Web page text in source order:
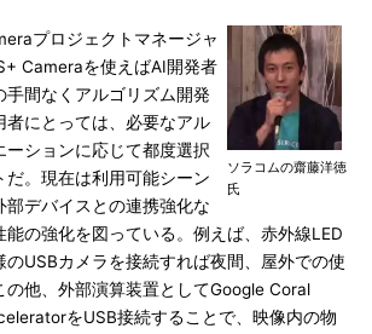
ソラコムの齋藤洋徳
氏
プロジェクトマネージャ
Cameraを使えばAI開発者
手間なくアルゴリズム開発
者にとっては、必要なアル
ーションに応じて都度選択
だ。現在は利用可能シーン
部デバイスとの連携強化な
能の強化を図っている。例えば、赤外線LED
のUSBカメラを接続すれば夜間、屋外での使
の他、外部演算装置としてGoogle Coral
をUSB接続することで、映像内の物